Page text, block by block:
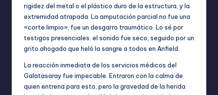
rigidez del metal o el plástico duro de la estructura, y la
extremidad atrapada. La amputación parcial no fue una
«corte limpio», fue un desgarro traumático. Lo sé por
testigos presenciales: el sonido fue seco, seguido por un
grito ahogado que heló la sangre a todos en Anfield.
La reacción inmediata de los servicios médicos del
Galatasaray fue impecable. Entraron con la calma de
quien entrena para esto, pero la gravedad de la herida